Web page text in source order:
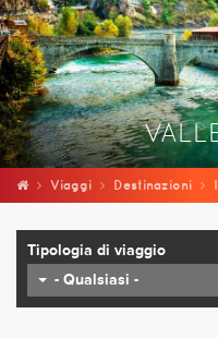
Viaggi Destinazioni
Tipologia di viaggio
- Qualsiasi -